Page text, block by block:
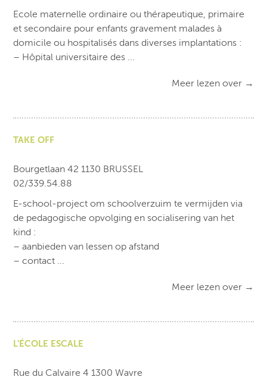
Ecole maternelle ordinaire ou thérapeutique, primaire
et secondaire pour enfants gravement malades à
domicile ou hospitalisés dans diverses implantations :
– Hôpital universitaire des ...
Meer lezen over →
TAKE OFF
Bourgetlaan 42 1130 BRUSSEL
02/339.54.88
E-school-project om schoolverzuim te vermijden via
de pedagogische opvolging en socialisering van het
kind :
– aanbieden van lessen op afstand
– contact ...
Meer lezen over →
L’ÉCOLE ESCALE
Rue du Calvaire 4 1300 Wavre